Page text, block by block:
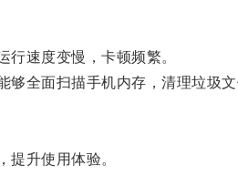
速度变慢，卡顿频繁。
面扫描手机内存，清理垃圾文
升使用体验。